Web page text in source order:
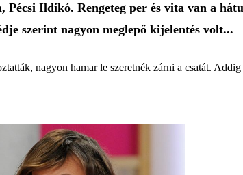
Pécsi Ildikó. Rengeteg per és vita van a
szerint nagyon meglepő kijelentés volt...
nagyon hamar le szeretnék zárni a csatát.